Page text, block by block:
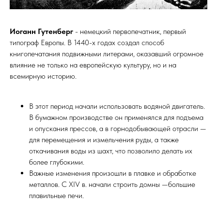
Иоганн Гутенберг - немецкий первопечатник, первый
типограф Европы. В 1440-х годах создал способ
книгопечатания подвижными литерами, оказавший огромное
влияние не только на европейскую культуру, но и на
всемирную историю.
В этот период начали использовать водяной двигатель.
В бумажном производстве он применялся для подъема
и опускания прессов, а в горнодобывающей отрасли —
для перемещения и измельчения руды, а также
откачивания воды из шахт, что позволило делать их
более глубокими.
Важные изменения произошли в плавке и обработке
металлов. С XIV в. начали строить домны —большие
плавильные печи.